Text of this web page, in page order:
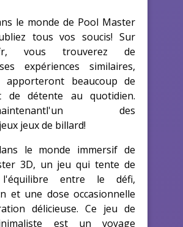
le monde de Pool Master
tous vos soucis! Sur
vous trouverez de
expériences similaires,
apporteront beaucoup de
de détente au quotidien.
des
jeux de billard!
le monde immersif de
3D, un jeu qui tente de
entre le défi,
et une dose occasionnelle
délicieuse. Ce jeu de
est un voyage